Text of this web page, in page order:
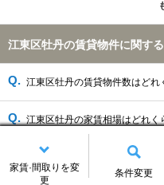
家賃·間取りを変
更
条件変更
江東区牡丹の賃貸物件に関す
江東区牡丹の賃貸物件数はどれ
江東区牡丹の家賃相場はどれ
も物件はありますか。